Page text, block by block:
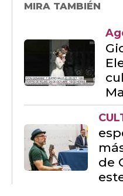
MIRA TAMBIÉN
de